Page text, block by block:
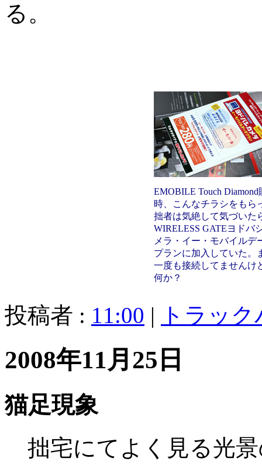
る。
EMOBILE Touch Diamond
時、こんなチラシをもら
拙者は気絶して気づいた
WIRELESS GATEヨドバ
メラ・イー・モバイルデ
プランに加入していた。
一度も接続してませんけ
何か？
投稿者 : 11:00 | トラッ
2008年11月25日
猫足現象
拙宅にてよく見る光